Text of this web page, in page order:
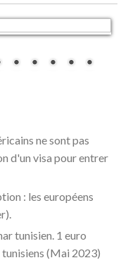
ne sont pas
d'un visa pour entrer
: les européens
tunisien. 1 euro
(Mai 2023)